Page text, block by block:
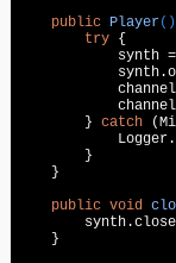
public Player()
try {
synth
        }
catch
        }
    }
public void
    }